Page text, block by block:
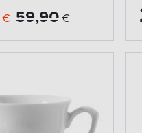
€ 59,90 €